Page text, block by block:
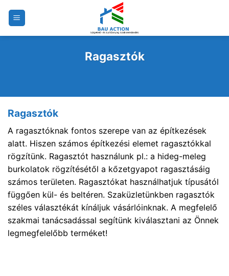
Ragasztók
Ragasztók
A ragasztóknak fontos szerepe van az építkezések
alatt. Hiszen számos építkezési elemet ragasztókkal
rögzítünk. Ragasztót használunk pl.: a hideg-meleg
burkolatok rögzítésétől a kőzetgyapot ragasztásáig
számos területen. Ragasztókat használhatjuk típusától
függően kül- és beltéren. Szaküzletünkben ragasztók
széles választékát kínáljuk vásárlóinknak. A megfelelő
szakmai tanácsadással segítünk kiválasztani az Önnek
legmegfelelőbb terméket!